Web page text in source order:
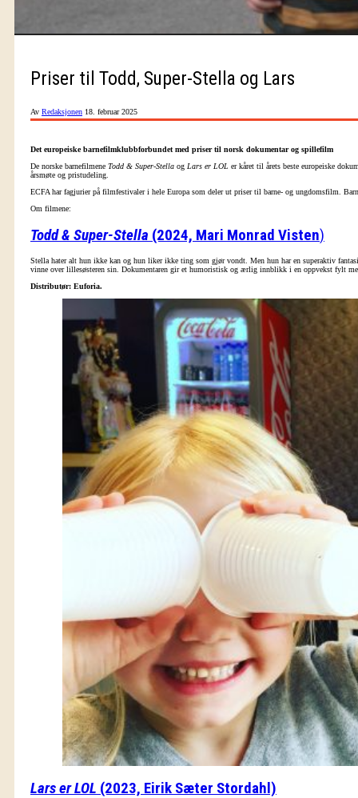
Priser til Todd, Super-Stella og Lars
Av Redaksjonen 18. februar 2025
Det europeiske barnefilmklubbforbundet med priser til norsk dokumentar og spillefilm
De norske barnefilmene Todd & Super-Stella og Lars er LOL er kåret til årets beste europeiske
årsmøte og pristudeling.
ECFA har fagjurier på filmfestivaler i hele Europa som deler ut priser til barne- og ungdomsfilm.
Om filmene:
Todd & Super-Stella (2024, Mari Monrad Visten)
Stella hater alt hun ikke kan og hun liker ikke ting som gjør vondt. Men hun har en superaktiv
vinne over lillesøsteren sin. Dokumentaren gir et humoristisk og ærlig innblikk i en oppvekst fylt
Distributør: Euforia.
Lars er LOL (2023, Eirik Sæter Stordahl)